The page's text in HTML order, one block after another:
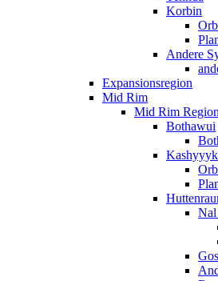
Korbin
Andere
Expansionsregion
Mid Rim
Mid Rim
Bothawui
Kashyyyk
Nal